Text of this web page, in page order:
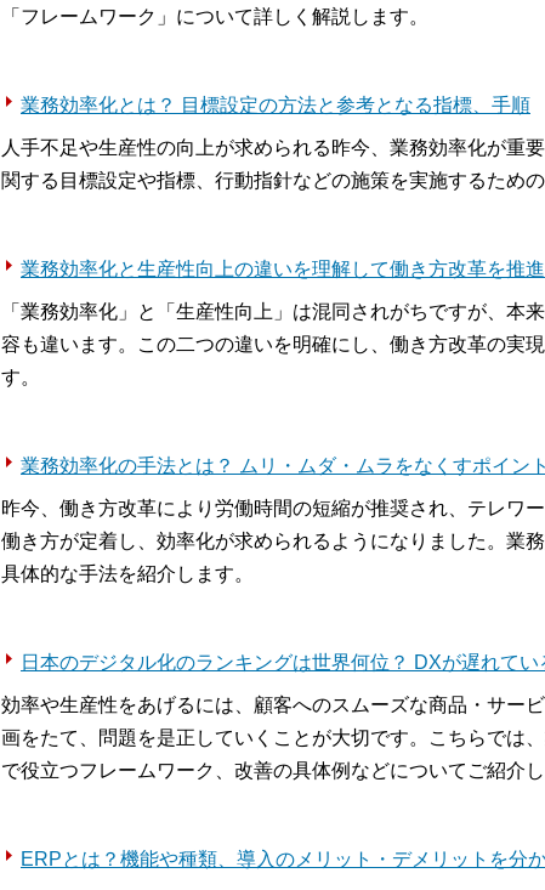
「フレームワーク」について詳しく解説します。
業務効率化とは？ 目標設定の方法と参考となる指標、手順
人手不足や生産性の向上が求められる昨今、業務効率化が重
関する目標設定や指標、行動指針などの施策を実施するため
業務効率化と生産性向上の違いを理解して働き方改革を推進
「業務効率化」と「生産性向上」は混同されがちですが、本
容も違います。この二つの違いを明確にし、働き方改革の実
す。
業務効率化の手法とは？ ムリ・ムダ・ムラをなくすポイント
昨今、働き方改革により労働時間の短縮が推奨され、テレワ
働き方が定着し、効率化が求められるようになりました。業
具体的な手法を紹介します。
日本のデジタル化のランキングは世界何位？ DXが遅れてい
効率や生産性をあげるには、顧客へのスムーズな商品・サー
画をたて、問題を是正していくことが大切です。こちらでは
で役立つフレームワーク、改善の具体例などについてご紹介し
ERPとは？機能や種類、導入のメリット・デメリットを分